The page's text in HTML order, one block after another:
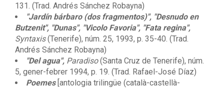
131. (Trad. Andrés Sánchez Robayna)
"Jardín bárbaro (dos fragmentos)", "Desnudo en
Butzenit", "Dunas", "Vicolo Favoria", "Fata regina",
Syntaxis(Tenerife), núm. 25, 1993, p. 35-40. (Trad.
Andrés Sánchez Robayna)
"Del agua", Paradiso(Santa Cruz de Tenerife), núm.
5, gener-febrer 1994, p. 19. (Trad. Rafael-José Díaz)
Poemes[antologia trilingüe (català-castellà-